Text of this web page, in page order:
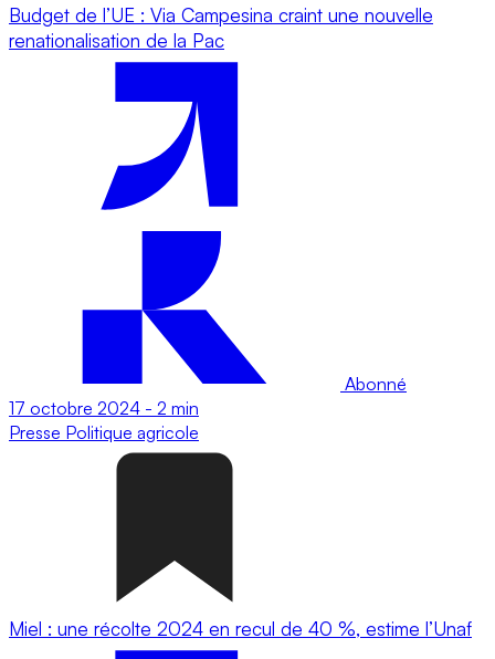
Budget de l’UE : Via Campesina craint une nouvelle
renationalisation de la Pac
Abonné
17 octobre 2024 - 2 min
Presse Politique agricole
Miel : une récolte 2024 en recul de 40 %, estime l’Unaf